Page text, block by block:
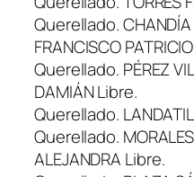
Querellado. CHANDÍA
FRANCISCO
Querellado. PÉREZ
DAMIÁN Libre.
Querellado.
Querellado.
ALEJANDRA Libre.